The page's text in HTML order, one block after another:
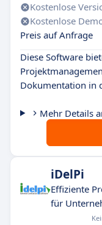
Kostenlose
Kostenlose
Preis auf Anfrage
Diese Software
Dokumentation in
Mehr Details
iDelPi
Effiziente
für